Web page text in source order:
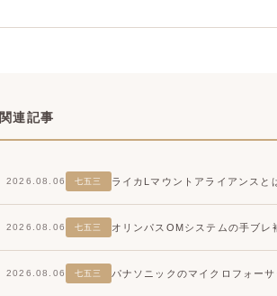
関連記事
2026.08.06 七五三 ライカLマウントアライアンスと
2026.08.06 七五三 オリンパスOMシステムの手ブレ
2026.08.06 七五三 パナソニックのマイクロフォー